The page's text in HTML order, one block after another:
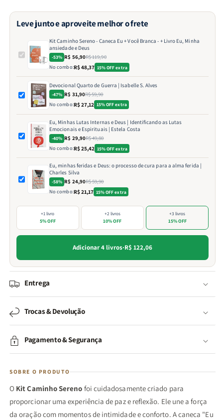
Leve junto e aproveite melhor o frete
Kit Caminho Sereno - Caneca Eu + Você Branca - + Livro Eu, Minha
ansiedade e Deus
-53% R$ 56,90R$ 119,90
No combo:R$ 48,37 15% OFF extra
Devocional Quarto de Guerra | Isabelle S. Alves
-47% R$ 31,90R$ 59,90
No combo:R$ 27,12 15% OFF extra
Eu, Minhas Lutas Internas e Deus | Identificando as Lutas
Emocionais e Espirituais | Estela Costa
-40% R$ 29,90R$ 49,80
No combo:R$ 25,42 15% OFF extra
Eu, minhas feridas e Deus: o processo de cura para a alma ferida |
Charles Silva
-58% R$ 24,90R$ 59,90
No combo:R$ 21,17 15% OFF extra
+1 livro
5% OFF
+2 livros
10% OFF
+3 livros
15% OFF
Adicionar 4 livros·R$ 122,06
Entrega
Trocas & Devolução
Pagamento & Segurança
SOBRE O PRODUTO
O Kit Caminho Sereno foi cuidadosamente criado para
proporcionar uma experiência de paz e reflexão. Ele une a força
da oração com momentos de intimidade e conforto. A caneca "Eu